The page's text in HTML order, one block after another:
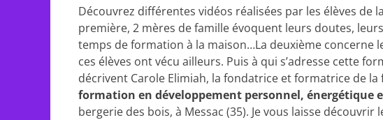
Découvrez différentes vidéos réalisées par les élèves de
première, 2 mères de famille évoquent leurs doutes,
temps de formation à la maison…La deuxième concerne
ces élèves ont vécu ailleurs. Puis à qui s’adresse cette
décrivent Carole Elimiah, la fondatrice et formatrice de
formation en développement personnel, énergétique
bergerie des bois, à Messac (35). Je vous laisse